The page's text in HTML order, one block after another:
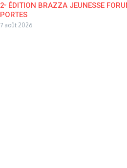
2ᵉ ÉDITION BRAZZA JEUNESSE
PORTES
7 août 2026